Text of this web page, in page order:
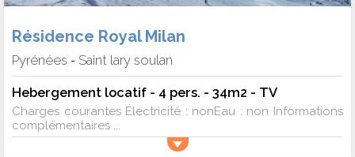
Résidence Royal Milan
Pyrénées - Saint lary soulan
Hebergement locatif - 4 pers. - 34m2 - TV
Charges courantes Électricité : nonEau : non Informations
complémentaires ...